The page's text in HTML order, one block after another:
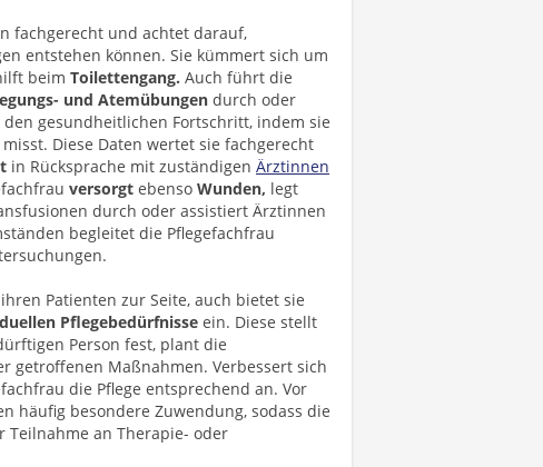
fachgerecht und achtet darauf,
entstehen können. Sie kümmert sich um
beim Toilettengang. Auch führt die
und Atemübungen durch oder
gesundheitlichen Fortschritt, indem sie
Diese Daten wertet sie fachgerecht
in Rücksprache mit zuständigen Ärztinnen
versorgt ebenso Wunden, legt
durch oder assistiert Ärztinnen
begleitet die Pflegefachfrau
Patienten zur Seite, auch bietet sie
Pflegebedürfnisse ein. Diese stellt
Person fest, plant die
getroffenen Maßnahmen. Verbessert sich
die Pflege entsprechend an. Vor
häufig besondere Zuwendung, sodass die
an Therapie- oder